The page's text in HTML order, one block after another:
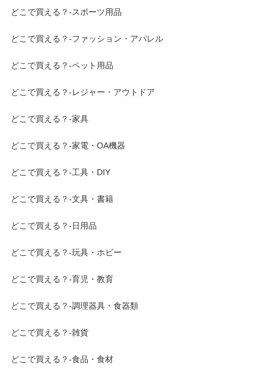
どこで買える？-スポーツ用品
どこで買える？-ファッション・アパレル
どこで買える？-ペット用品
どこで買える？-レジャー・アウトドア
どこで買える？-家具
どこで買える？-家電・OA機器
どこで買える？-工具・DIY
どこで買える？-文具・書籍
どこで買える？-日用品
どこで買える？-玩具・ホビー
どこで買える？-育児・教育
どこで買える？-調理器具・食器類
どこで買える？-雑貨
どこで買える？-食品・食材